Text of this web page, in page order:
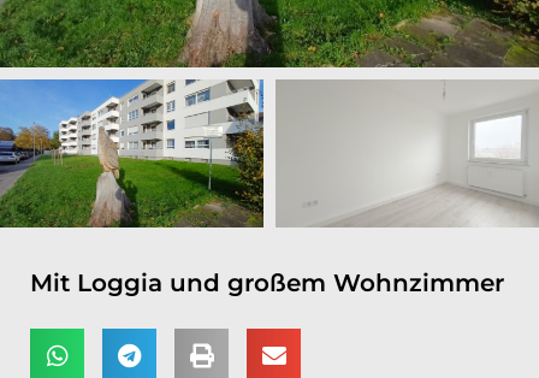
Mit Loggia und großem Wohnzimmer